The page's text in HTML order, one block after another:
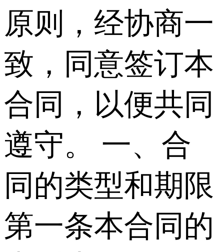
原则，经协商一
致，同意签订本
合同，以便共同
遵守。 一、合
同的类型和期限
第一条本合同的